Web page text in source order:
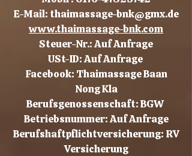
E-Mail: thaimassage-bnk@gmx.de
www.thaimassage-bnk.com
Steuer-Nr.: Auf Anfrage
USt-ID: Auf Anfrage
Facebook: Thaimassage Baan
Nong Kla
Berufsgenossenschaft: BGW
Betriebsnummer: Auf Anfrage
Berufshaftpflichtversicherung: RV
Versicherung